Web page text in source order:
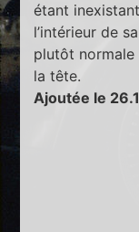
étant
l’intérieur de
plutôt
la tête.
Ajoutée le